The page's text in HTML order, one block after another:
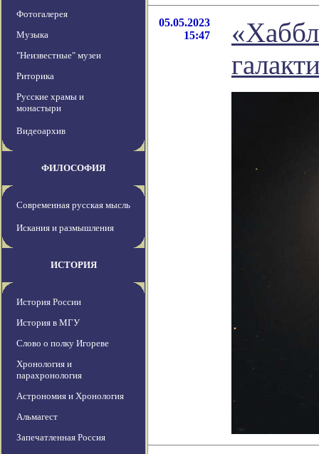
Фотогалерея
Музыка
"Неизвестные" музеи
Риторика
Русские храмы и
монастыри
Видеоархив
ФИЛОСОФИЯ
Современная русская мысль
Искания и размышления
ИСТОРИЯ
История России
История в МГУ
Слово о полку Игореве
Хронология и
парахронология
Астрономия и Хронология
Альмагест
Запечатленная Россия
05.05.2023
15:47